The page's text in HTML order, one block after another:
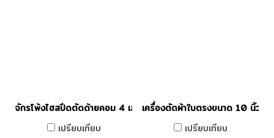
จักรโพ้งไฮสปีดตัดด้ายคอม 4 เส้น JACK รุ่น C3C-4-M03/333
เปรียบเทียบ
เครื่องตัดผ้าใบตรงขนาด 10 นิ้ว
เปรียบเทียบ